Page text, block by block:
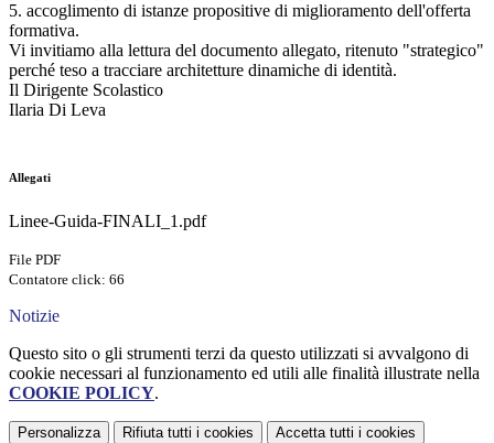
5. accoglimento di istanze propositive di miglioramento dell'offerta
formativa.
Vi invitiamo alla lettura del documento allegato, ritenuto "strategico"
perché teso a tracciare architetture dinamiche di identità.
Il Dirigente Scolastico
Ilaria Di Leva
Allegati
Linee-Guida-FINALI_1.pdf
File PDF
Contatore click: 66
Notizie
Questo sito o gli strumenti terzi da questo utilizzati si avvalgono di
cookie necessari al funzionamento ed utili alle finalità illustrate nella
COOKIE POLICY.
Personalizza Rifiuta tutti i cookies Accetta tutti i cookies